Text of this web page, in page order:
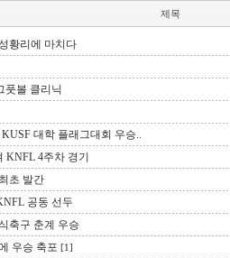
제목
황리에 마치다
풋볼 클리닉
대학 플래그대회 우승..
KNFL 4주차 경기
초 발간
공동 선두
축구 춘계 우승
우승 축포 [1]